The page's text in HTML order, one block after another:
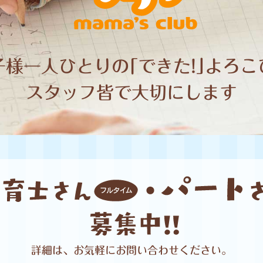
様一人ひとりの｢できた!｣よろこ
スタッフ皆で大切にします
詳細は、お気軽に お問い合わせください。